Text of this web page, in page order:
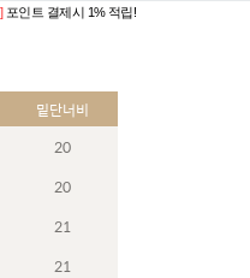
포인트 결제시 1% 적립!
밑단너비
20
20
21
21